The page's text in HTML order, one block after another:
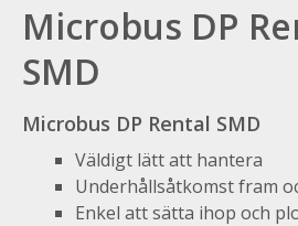
Microbus DP
SMD
Microbus DP Rental SMD
Väldigt lätt att hantera
Underhållsåtkomst fram
Enkel att sätta ihop och